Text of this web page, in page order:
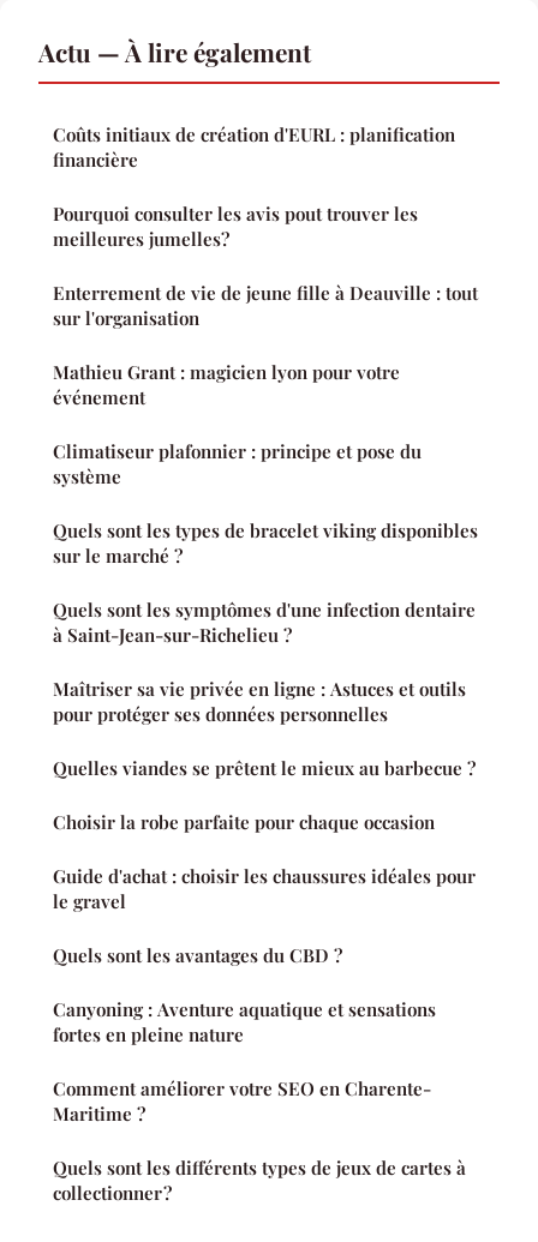
Actu — À lire également
Coûts initiaux de création d'EURL : planification
financière
Pourquoi consulter les avis pout trouver les
meilleures jumelles?
Enterrement de vie de jeune fille à Deauville : tout
sur l'organisation
Mathieu Grant : magicien lyon pour votre
événement
Climatiseur plafonnier : principe et pose du
système
Quels sont les types de bracelet viking disponibles
sur le marché ?
Quels sont les symptômes d'une infection dentaire
à Saint-Jean-sur-Richelieu ?
Maîtriser sa vie privée en ligne : Astuces et outils
pour protéger ses données personnelles
Quelles viandes se prêtent le mieux au barbecue ?
Choisir la robe parfaite pour chaque occasion
Guide d'achat : choisir les chaussures idéales pour
le gravel
Quels sont les avantages du CBD ?
Canyoning : Aventure aquatique et sensations
fortes en pleine nature
Comment améliorer votre SEO en Charente-
Maritime ?
Quels sont les différents types de jeux de cartes à
collectionner ?